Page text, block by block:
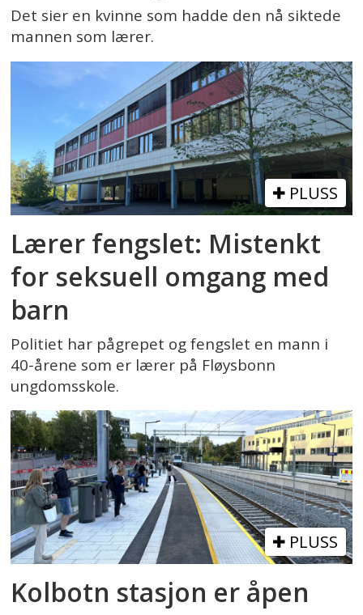
Det sier en kvinne som hadde den nå siktede
mannen som lærer.
PLUSS
Lærer fengslet: Mistenkt
for seksuell omgang med
barn
Politiet har pågrepet og fengslet en mann i
40-årene som er lærer på Fløysbonn
ungdomsskole.
PLUSS
Kolbotn stasjon er åpen